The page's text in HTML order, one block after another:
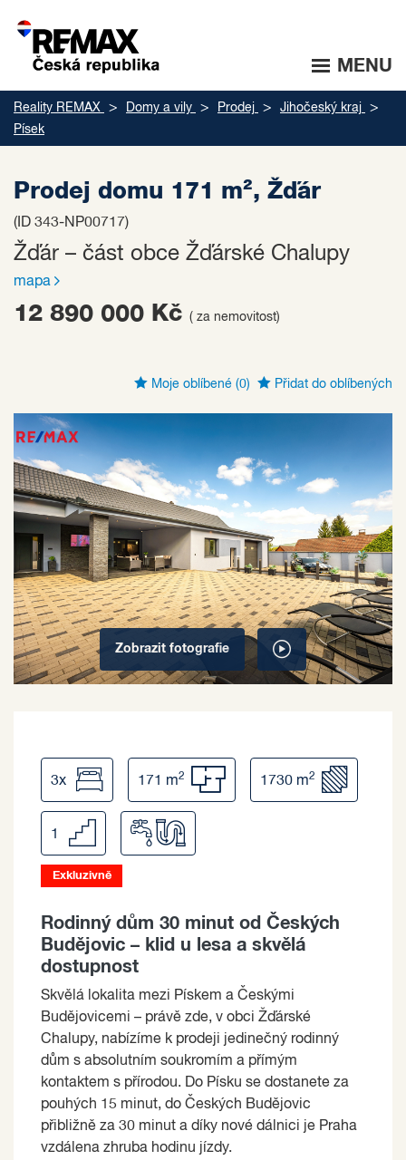
MENU
Reality REMAX Domy a vily Prodej
Jihočeský kraj
Písek
Prodej domu 171 m², Žďár
(ID 343-NP00717)
Žďár – část obce Žďárské Chalupy
mapa
12 890 000 Kč ( za nemovitost)
Moje oblíbené (0) Přidat do oblíbených
Zobrazit fotografie
3x 171 m2 1730 m2
1
Exkluzivně
Rodinný dům 30 minut od Českých
Budějovic – klid u lesa a skvělá
dostupnost
Skvělá lokalita mezi Pískem a Českými
Budějovicemi – právě zde, v obci Žďárské
Chalupy, nabízíme k prodeji jedinečný rodinný
dům s absolutním soukromím a přímým
kontaktem s přírodou. Do Písku se dostanete za
pouhých 15 minut, do Českých Budějovic
přibližně za 30 minut a díky nové dálnici je Praha
vzdálena zhruba hodinu jízdy.